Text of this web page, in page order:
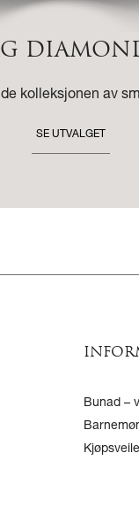
kolleksjonen av
SE UTVALGET
Bunad –